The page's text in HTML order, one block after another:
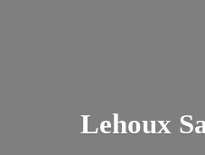
Lehoux